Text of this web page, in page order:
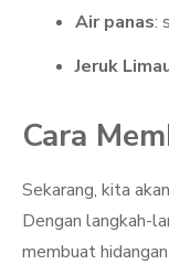
Air panas:
Jeruk
Cara
Sekarang, kita
Dengan langkah-
membuat